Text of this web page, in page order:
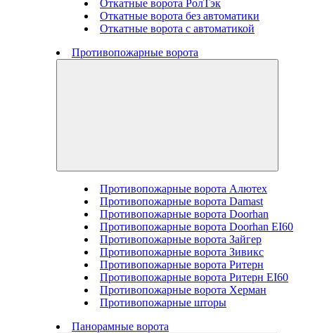
Откатные ворота РолТэк
Откатные ворота без автоматики
Откатные ворота с автоматикой
Противопожарные ворота
Противопожарные ворота Алютех
Противопожарные ворота Damast
Противопожарные ворота Doorhan
Противопожарные ворота Doorhan EI60
Противопожарные ворота Зайгер
Противопожарные ворота Зивикс
Противопожарные ворота Ритерн
Противопожарные ворота Ритерн EI60
Противопожарные ворота Херман
Противопожарные шторы
Панорамные ворота